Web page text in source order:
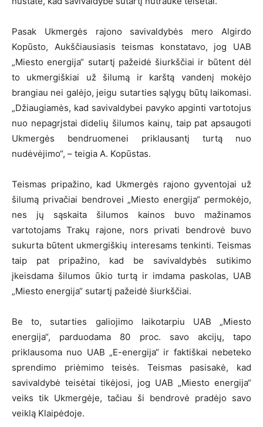
Pasak Ukmergės rajono savivaldybės mero Algirdo
Kopūsto, Aukščiausiasis teismas konstatavo, jog UAB
„Miesto energija“ sutartį pažeidė šiurkščiai ir būtent dėl
to ukmergiškiai už šilumą ir karštą vandenį mokėjo
brangiau nei galėjo, jeigu sutarties sąlygų būtų laikomasi.
„Džiaugiamės, kad savivaldybei pavyko apginti vartotojus
nuo nepagrįstai didelių šilumos kainų, taip pat apsaugoti
Ukmergės bendruomenei priklausantį turtą nuo
nudėvėjimo“, – teigia A. Kopūstas.
Teismas pripažino, kad Ukmergės rajono gyventojai už
šilumą privačiai bendrovei „Miesto energija“ permokėjo,
nes jų sąskaita šilumos kainos buvo mažinamos
vartotojams Trakų rajone, nors privati bendrovė buvo
sukurta būtent ukmergiškių interesams tenkinti. Teismas
taip pat pripažino, kad be savivaldybės sutikimo
įkeisdama šilumos ūkio turtą ir imdama paskolas, UAB
„Miesto energija“ sutartį pažeidė šiurkščiai.
Be to, sutarties galiojimo laikotarpiu UAB „Miesto
energija“, parduodama 80 proc. savo akcijų, tapo
priklausoma nuo UAB „E-energija“ ir faktiškai nebeteko
sprendimo priėmimo teisės. Teismas pasisakė, kad
savivaldybė teisėtai tikėjosi, jog UAB „Miesto energija“
veiks tik Ukmergėje, tačiau ši bendrovė pradėjo savo
veiklą Klaipėdoje.